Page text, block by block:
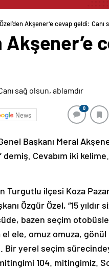
Akşener’e cevap geldi: Canı
Akşener’e
News
0
Başkanı Meral
Cevabım iki
Turgutlu ilçesi Koza
Özgür Özel, “15
bazen seçim
ele, omuz omuza,
Bir yerel seçim
104. mitingimiz.